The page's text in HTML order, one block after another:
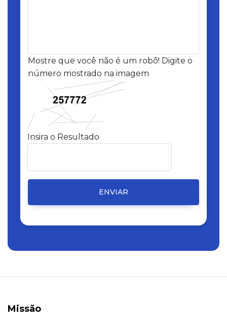
Mostre que você não é um robô! Digite o
número mostrado na imagem
Insira o Resultado
ENVIAR
Missão